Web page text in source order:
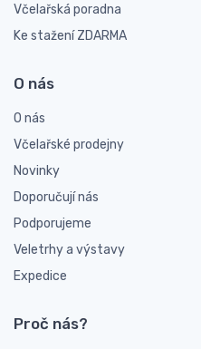
Včelařská poradna
Ke stažení ZDARMA
O nás
O nás
Včelařské prodejny
Novinky
Doporučují nás
Podporujeme
Veletrhy a výstavy
Expedice
Proč nás?